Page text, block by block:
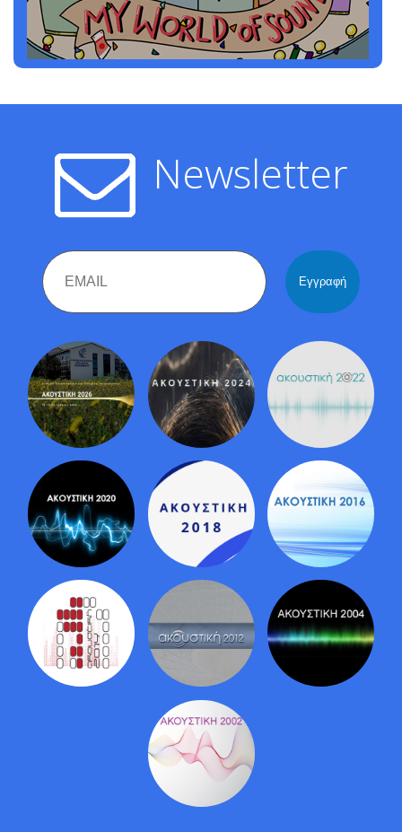
Newsletter
Email Name